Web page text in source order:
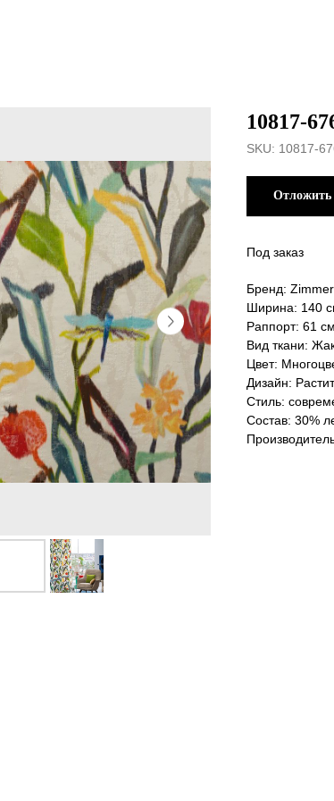
10817-
SKU: 10817-
Отложить
Под заказ
Бренд: Zimmer
Ширина: 140
Раппорт: 61 см
Вид ткани:
Цвет:
Дизайн:
Стиль:
Состав: 30%